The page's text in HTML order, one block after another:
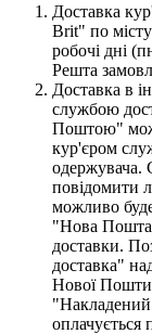
Доставка
Brit" по
робочі дні
Решта
Доставка в
службою
Поштою"
кур'єром
одержувача.
повідомити
можливо
"Нова
доставки.
доставка"
Нової
"Накладений
оплачується